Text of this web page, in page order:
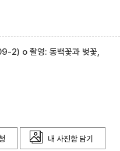
2) o 촬영: 동백꽃과 벚꽃,
내 사진함 담기